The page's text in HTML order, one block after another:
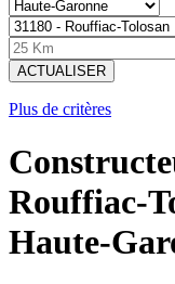
ACTUALISER
Plus de critères
Rouffiac-
Haute-